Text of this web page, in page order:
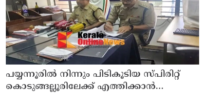
പയ്യന്നൂരിൽ നിന്നും പിടികൂടിയ സ്പിരിറ്റ്
കൊടുങ്ങല്ലൂരിലേക്ക് എത്തിക്കാൻ